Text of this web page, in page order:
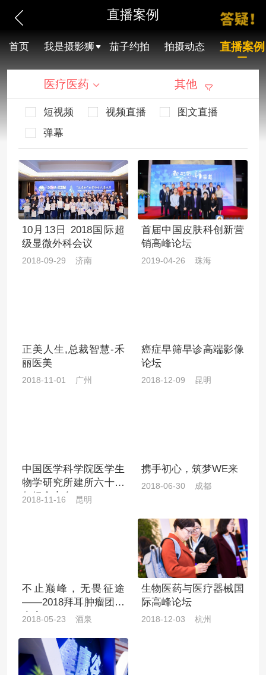
直播案例
首页 我是摄影狮 茄子约拍 拍摄动态 直播案例
医疗医药 其他
短视频 视频直播
图文直播
弹幕
10月13日 2018国际超
级显微外科会议
2018-09-29 济南
首届中国皮肤科创新营
销高峰论坛
2019-04-26 珠海
正美人生,总裁智慧-禾
丽医美
2018-11-01 广州
癌症早筛早诊高端影像
论坛
2018-12-09 昆明
中国医学科学院医学生
物学研究所建所六十周
年纪念大会
2018-11-16 昆明
携手初心，筑梦WE来
2018-06-30 成都
不止巅峰，无畏征途
——2018拜耳肿瘤团队
大会
2018-05-23 酒泉
生物医药与医疗器械国
际高峰论坛
2018-12-03 杭州